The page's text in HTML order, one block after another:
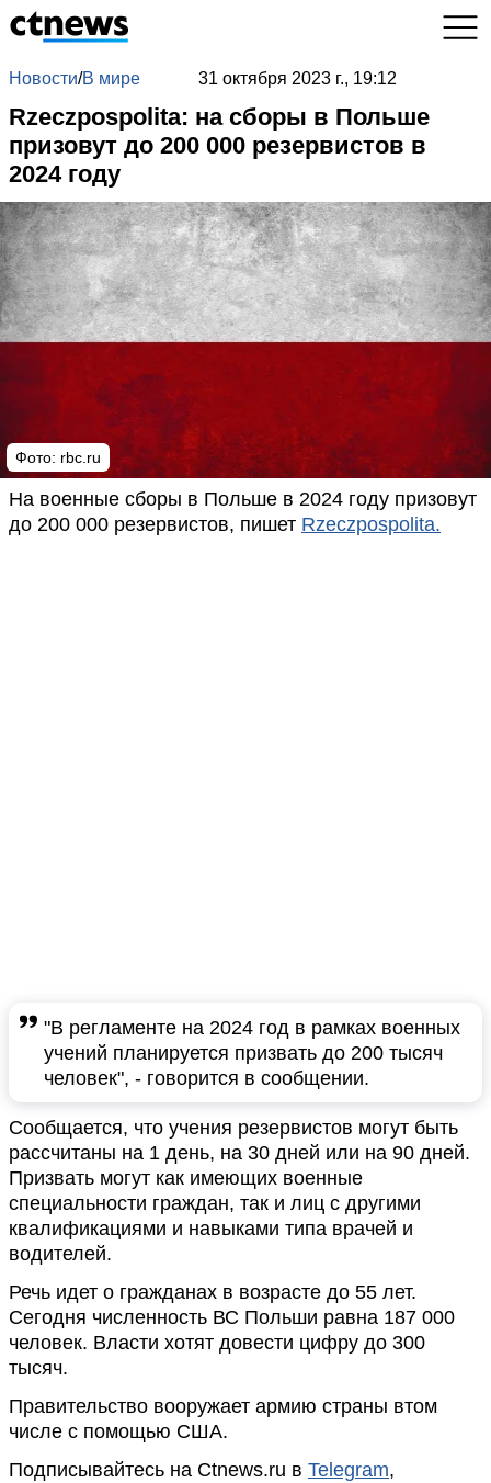
Новости/В мире 31 октября 2023 г., 19:12
Rzeczpospolita: на сборы в Польше
призовут до 200 000 резервистов в
2024 году
Фото: rbc.ru
На военные сборы в Польше в 2024 году призовут
до 200 000 резервистов, пишет Rzeczpospolita.
"В регламенте на 2024 год в рамках военных
учений планируется призвать до 200 тысяч
человек", - говорится в сообщении.
Сообщается, что учения резервистов могут быть
рассчитаны на 1 день, на 30 дней или на 90 дней.
Призвать могут как имеющих военные
специальности граждан, так и лиц с другими
квалификациями и навыками типа врачей и
водителей.
Речь идет о гражданах в возрасте до 55 лет.
Сегодня численность ВС Польши равна 187 000
человек. Власти хотят довести цифру до 300
тысяч.
Правительство вооружает армию страны втом
числе с помощью США.
Подписывайтесь на Ctnews.ru в Telegram,